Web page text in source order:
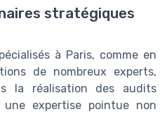
stratégiques
à Paris, comme en
de nombreux experts,
la réalisation des audits
expertise pointue non